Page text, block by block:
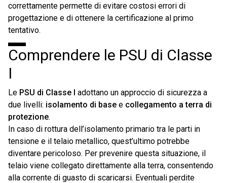
correttamente permette di evitare costosi errori di
progettazione e di ottenere la certificazione al primo
tentativo.
Comprendere le PSU di Classe
I
Le PSU di Classe I adottano un approccio di sicurezza a
due livelli: isolamento di base e collegamento a terra di
protezione.
In caso di rottura dell’isolamento primario tra le parti in
tensione e il telaio metallico, quest’ultimo potrebbe
diventare pericoloso. Per prevenire questa situazione, il
telaio viene collegato direttamente alla terra, consentendo
alla corrente di guasto di scaricarsi. Eventuali perdite